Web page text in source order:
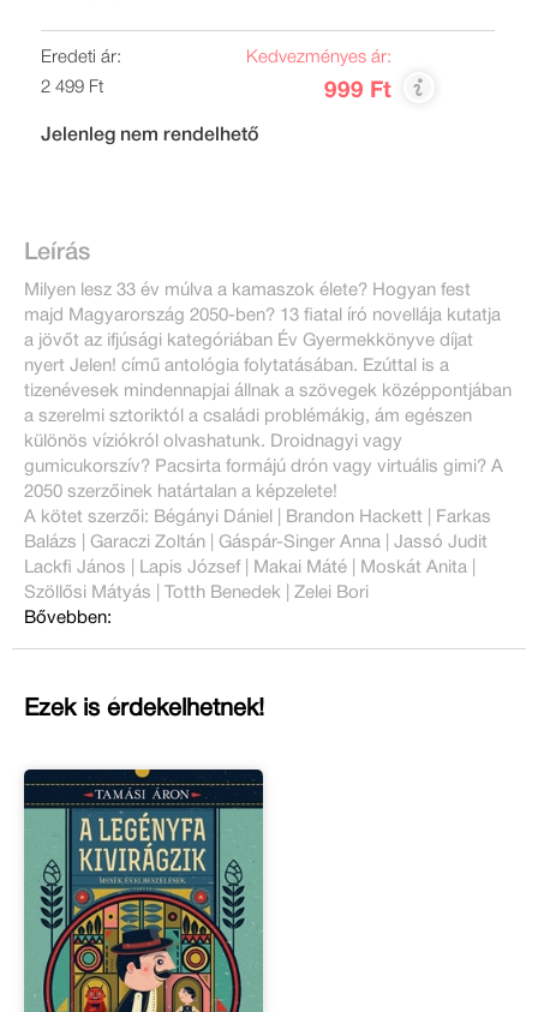
Eredeti ár:
2 499 Ft
Kedvezményes ár:
999 Ft
Jelenleg nem rendelhető
Leírás
Milyen lesz 33 év múlva a kamaszok élete? Hogyan fest
majd Magyarország 2050-ben? 13 fiatal író novellája kutatja
a jövőt az ifjúsági kategóriában Év Gyermekkönyve díjat
nyert Jelen! című antológia folytatásában. Ezúttal is a
tizenévesek mindennapjai állnak a szövegek középpontjában
a szerelmi sztoriktól a családi problémákig, ám egészen
különös víziókról olvashatunk. Droidnagyi vagy
gumicukorszív? Pacsirta formájú drón vagy virtuális gimi? A
2050 szerzőinek határtalan a képzelete!
A kötet szerzői: Bégányi Dániel | Brandon Hackett | Farkas
Balázs | Garaczi Zoltán | Gáspár-Singer Anna | Jassó Judit
Lackfi János | Lapis József | Makai Máté | Moskát Anita |
Szöllősi Mátyás | Totth Benedek | Zelei Bori
Bővebben:
Ezek is érdekelhetnek!